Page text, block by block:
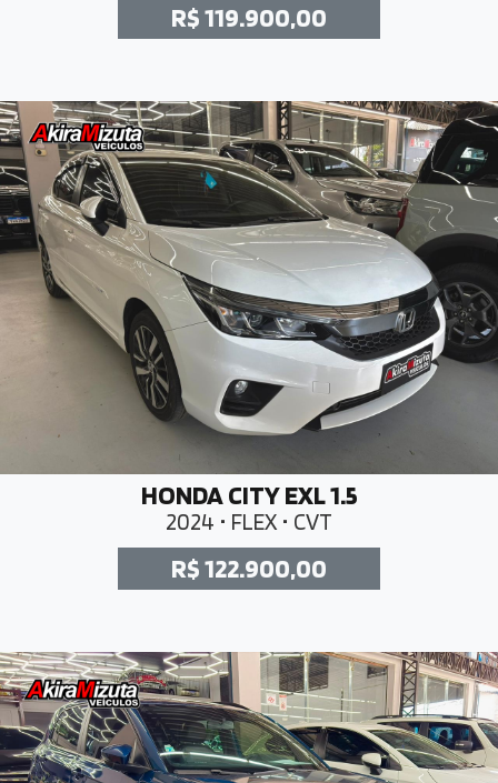
R$ 119.900,00
HONDA CITY EXL 1.5
2024 • FLEX • CVT
R$ 122.900,00